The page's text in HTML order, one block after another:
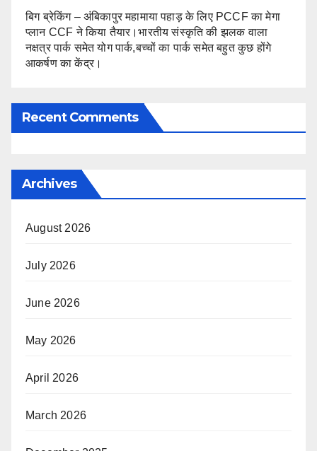
बिग ब्रेकिंग – अंबिकापुर महामाया पहाड़ के लिए PCCF का मेगा
प्लान CCF ने किया तैयार।भारतीय संस्कृति की झलक वाला
नक्षत्र पार्क समेत योग पार्क,बच्चों का पार्क समेत बहुत कुछ होंगे
आकर्षण का केंद्र।
Recent Comments
Archives
August 2026
July 2026
June 2026
May 2026
April 2026
March 2026